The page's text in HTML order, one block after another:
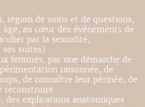
région de soins et de questions,
au cœur des événements de
par la sexualité,
suites).
femmes, par une démarche de
raisonnée, de
de connaître leur périnée, de
reconstruire.
des explications anatomiques